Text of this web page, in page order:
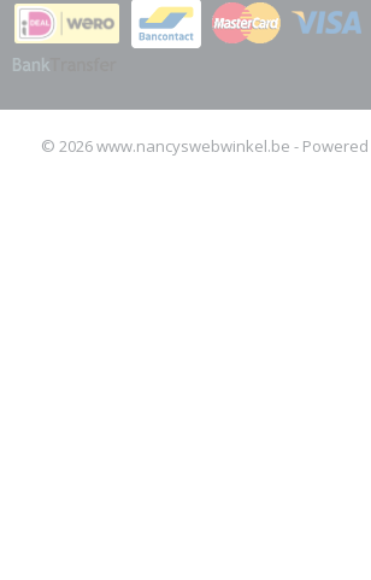
© 2026 www.nancyswebwinkel.be -